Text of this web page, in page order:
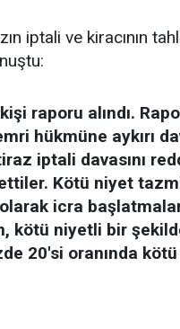
iptali ve kiracının
raporu alındı.
hükmüne aykırı
iptali davasını
Kötü niyet
icra
kötü niyetli bir
20'si oranında